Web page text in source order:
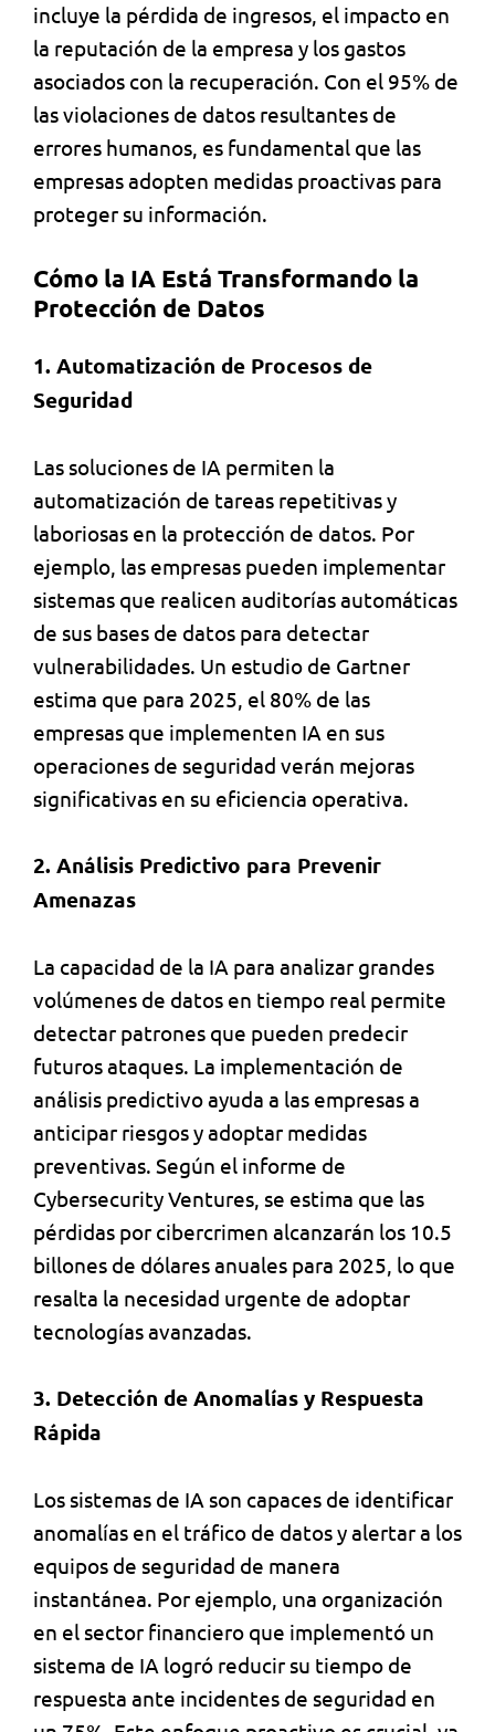
incluye la pérdida de ingresos, el impacto en
la reputación de la empresa y los gastos
asociados con la recuperación. Con el 95% de
las violaciones de datos resultantes de
errores humanos, es fundamental que las
empresas adopten medidas proactivas para
proteger su información.
Cómo la IA Está Transformando la
Protección de Datos
1. Automatización de Procesos de
Seguridad
Las soluciones de IA permiten la
automatización de tareas repetitivas y
laboriosas en la protección de datos. Por
ejemplo, las empresas pueden implementar
sistemas que realicen auditorías automáticas
de sus bases de datos para detectar
vulnerabilidades. Un estudio de Gartner
estima que para 2025, el 80% de las
empresas que implementen IA en sus
operaciones de seguridad verán mejoras
significativas en su eficiencia operativa.
2. Análisis Predictivo para Prevenir
Amenazas
La capacidad de la IA para analizar grandes
volúmenes de datos en tiempo real permite
detectar patrones que pueden predecir
futuros ataques. La implementación de
análisis predictivo ayuda a las empresas a
anticipar riesgos y adoptar medidas
preventivas. Según el informe de
Cybersecurity Ventures, se estima que las
pérdidas por cibercrimen alcanzarán los 10.5
billones de dólares anuales para 2025, lo que
resalta la necesidad urgente de adoptar
tecnologías avanzadas.
3. Detección de Anomalías y Respuesta
Rápida
Los sistemas de IA son capaces de identificar
anomalías en el tráfico de datos y alertar a los
equipos de seguridad de manera
instantánea. Por ejemplo, una organización
en el sector financiero que implementó un
sistema de IA logró reducir su tiempo de
respuesta ante incidentes de seguridad en